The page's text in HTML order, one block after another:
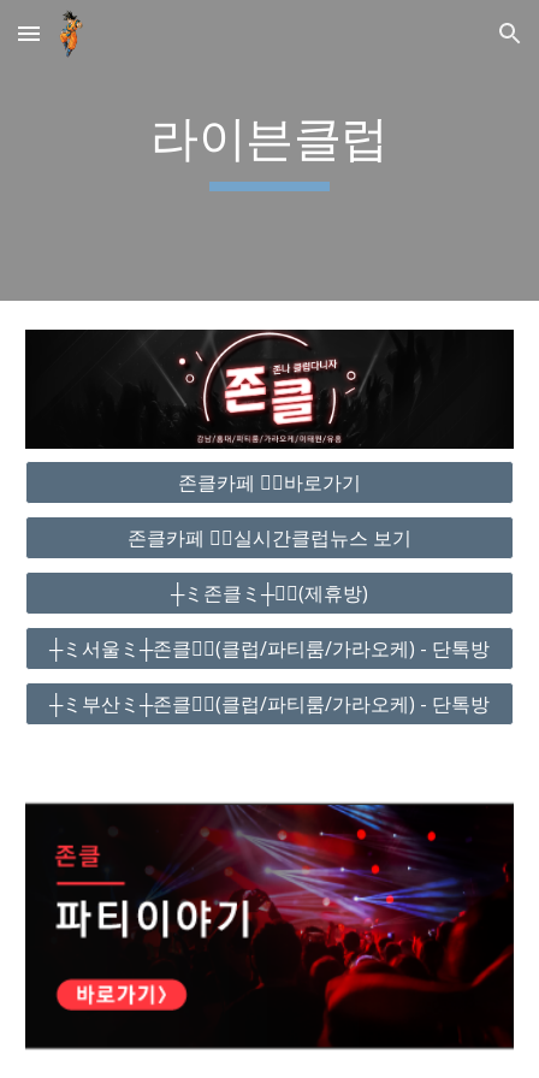
Skip to main content Skip to navigation
라이븐클럽
존클카페 ❤️‍🔥바로가기
존클카페 ❤️‍🔥실시간클럽뉴스 보기
┼ミ존클ミ┼❤️‍🔥(제휴방)
┼ミ서울ミ┼존클❤️‍🔥(클럽/파티룸/가라오케) - 단톡방
┼ミ부산ミ┼존클❤️‍🔥(클럽/파티룸/가라오케) - 단톡방